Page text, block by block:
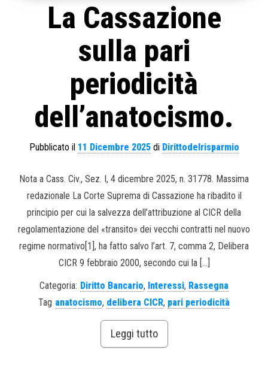
La Cassazione
sulla pari
periodicità
dell’anatocismo.
Pubblicato il 11 Dicembre 2025di Dirittodelrisparmio
Nota a Cass. Civ., Sez. I, 4 dicembre 2025, n. 31778. Massima
redazionale La Corte Suprema di Cassazione ha ribadito il
principio per cui la salvezza dell’attribuzione al CICR della
regolamentazione del «transito» dei vecchi contratti nel nuovo
regime normativo[1], ha fatto salvo l’art. 7, comma 2, Delibera
CICR 9 febbraio 2000, secondo cui la […]
Categoria: Diritto Bancario, Interessi, Rassegna
Tag anatocismo, delibera CICR, pari periodicità
Leggi tutto